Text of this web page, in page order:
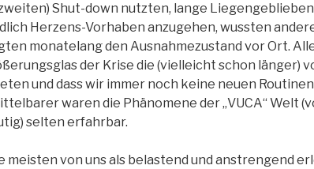
Shut-down nutzten, lange
Herzens-Vorhaben anzugehen, wussten
monatelang den Ausnahmezustand vor Ort.
der Krise die (vielleicht schon länger)
und dass wir immer noch keine neuen
waren die Phänomene der „VUCA“ Welt
selten erfahrbar.
meisten von uns als belastend und anstrengend